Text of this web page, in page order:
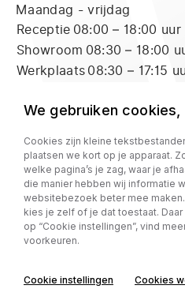
Maandag - vrijdag
Receptie 08:00 – 18:00 uur
Showroom 08:30 – 18:00
Werkplaats08:30 – 17:15
Receptie09:00 – 16:00 uur
Werkplaats 09:00 – 12:00
Privacy policy
We gebruiken cookies,
Cookies zijn kleine
plaatsen we kort op je apparaat.
welke pagina’s je zag, waar je
die manier hebben wij informatie
websitebezoek beter mee maken.
kies je zelf of je dat toestaat.
op “Cookie instellingen”, vind
voorkeuren.
Cookie instellingen Cookies